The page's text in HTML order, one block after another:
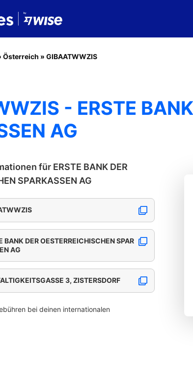
Österreich » GIBAATWWZIS
- ERSTE
AG
für ERSTE BANK DER
SPARKASSEN AG
BANK DER OESTERREICHISCHEN SPAR
AG
3, ZISTERSDORF
bei deinen internationalen